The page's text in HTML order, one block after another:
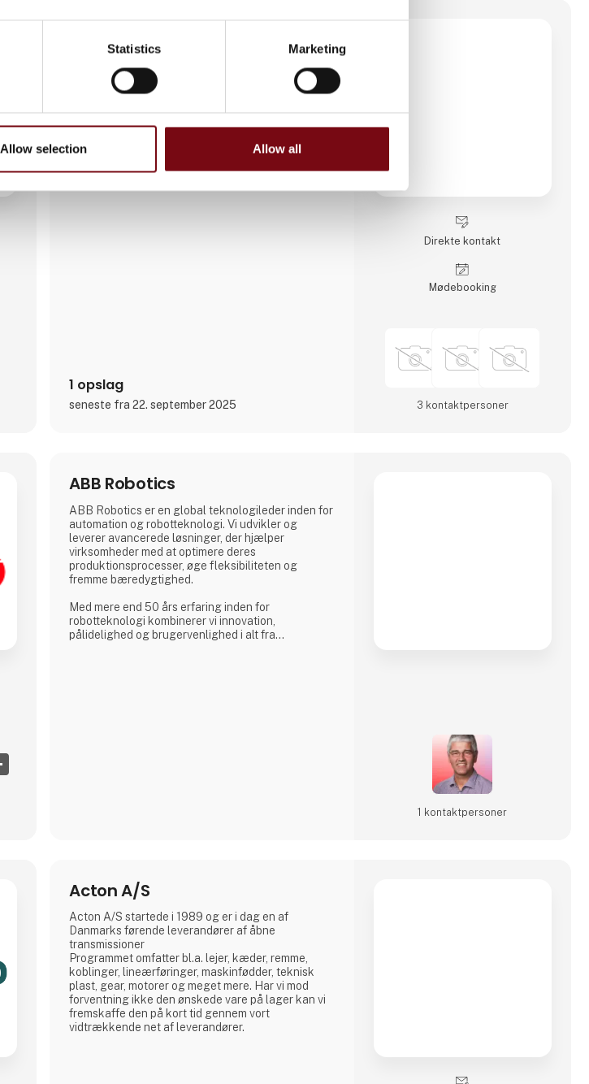
Statistics Marketing
Allow selection Allow all
Aateq SRL blev grundlagt i 2006 i Brașov,
Rumænien, og er en produktionsvirksomhed med
speciale i CNC-drejning, -fræsning og -svejsning.
Virksomheden var oprindeligt en lokal virksomhed,
men har udviklet sig til en pålidelig leverandør af
mekaniske komponenter med høj præcision til
Fabrikken har 34 CNC-maskiner og beskæftiger
sikrer en kontinuerlig produktion. Aateq fokuserer
1 opslag
seneste fra 22. september 2025
Direkte kontakt
Møde­booking
3 kontakt­personer
ABB Robotics
ABB Robotics er en global teknologileder inden for
automation og robotteknologi. Vi udvikler og
leverer avancerede løsninger, der hjælper
virksomheder med at optimere deres
produktionsprocesser, øge fleksibiliteten og
fremme bæredygtighed.
Med mere end 50 års erfaring inden for
robotteknologi kombinerer vi innovation,
pålidelighed og brugervenlighed i alt fra
1 kontakt­personer
Acton A/S
Acton A/S startede i 1989 og er i dag en af
Danmarks førende leverandører af åbne
transmissioner
Programmet omfatter bl.a. lejer, kæder, remme,
koblinger, lineærføringer, maskinfødder, teknisk
plast, gear, motorer og meget mere. Har vi mod
forventning ikke den ønskede vare på lager kan vi
fremskaffe den på kort tid gennem vort
vidtrækkende net af leverandører.